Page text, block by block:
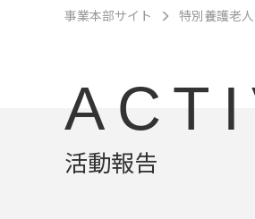
事業本部サイト 特別養護老
活動報告